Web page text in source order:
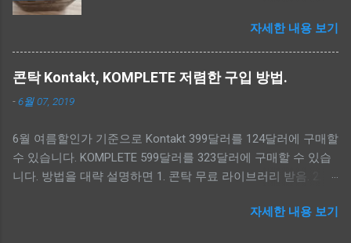
튼 클릭. --------------------------- - 펌웨어 다운로드. -----------
---------------- 아래 2가지 방법중에 하나를 선택해 다운로드
받으면 됩니다. --
https://mirrors.lolinet.com/firmware/lenowow/2024/Idea_Tab_
https://pcsupport.lenovo.com/py/ko/rescue-and-smart-
Rescue - Input Serial Number - HAHAHAHA 입력 - Select your
model from a list - TB373FU 검색 다운로드 받은 펌웨어 위치.
폴더는 soft...
////////////////////////////////////////// 샤오신 패드 12.7
2025 사용 후기 가격 및 구성 직구 가격: 본체
185,000원, 펜 22,000원 (총 207,000원) 장점 - 품
질 가격을 떠나서 전체적으로 마감과 외관이 매
적인 사용에서는 체감 성 능 차이가 거의 없습니
다. 단점 - 반글화 문제 반글화 처리가 번거롭고,
소프트웨어 업데이트 시 다시 원상복구되는 경
막는 방법도 있지만, 이 역시 번거롭습니다. - 화
자세한 내용 보기
콘탁 Kontakt, KOMPLETE 저렴한 구입 방법.
-6월 07, 2019
6월 여름할인가 기준으로 Kontakt 399달러를 124달러에 구매할
수 있습니다. KOMPLETE 599달러를 323달러에 구매할 수 있습
니다. 방법을 대략 설명하면 1. 콘탁 무료 라이브러리 받음. 2.
Crossgrade로 구매.(6월 여름할인으로 124달러) 4. KOMPLETE
자세한 내용 보기